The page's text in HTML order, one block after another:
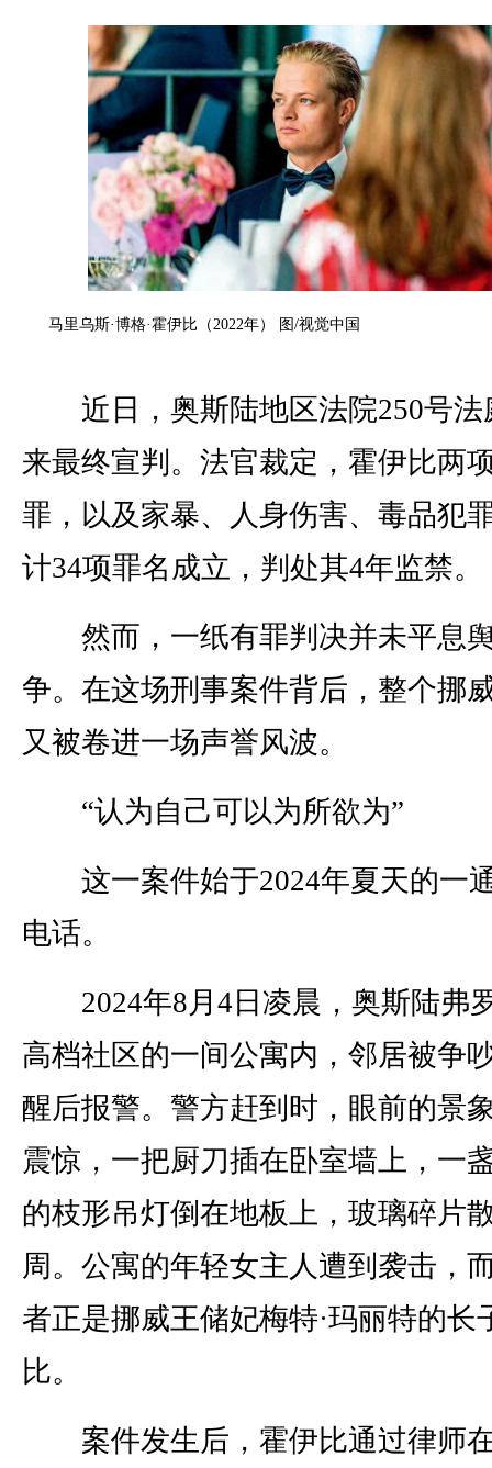
马里乌斯·博格·霍伊比（2022年） 图/视觉中国
近日，奥斯陆地区法院250号法
来最终宣判。法官裁定，霍伊比两
罪，以及家暴、人身伤害、毒品犯
计34项罪名成立，判处其4年监禁。
然而，一纸有罪判决并未平息
争。在这场刑事案件背后，整个挪
又被卷进一场声誉风波。
“认为自己可以为所欲为”
这一案件始于2024年夏天的一
电话。
2024年8月4日凌晨，奥斯陆弗
高档社区的一间公寓内，邻居被争
醒后报警。警方赶到时，眼前的景
震惊，一把厨刀插在卧室墙上，一
的枝形吊灯倒在地板上，玻璃碎片
周。公寓的年轻女主人遭到袭击，
者正是挪威王储妃梅特·玛丽特的长
比。
案件发生后，霍伊比通过律师